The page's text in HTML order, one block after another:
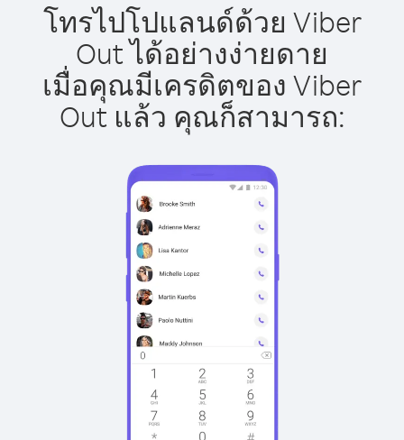
โทรไปโปแลนด์ด้วย Viber
Out ได้อย่างง่ายดาย
เมื่อคุณมีเครดิตของ Viber
Out แล้ว คุณก็สามารถ: